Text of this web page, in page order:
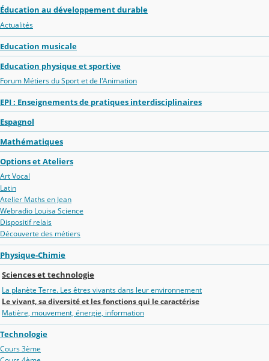
Éducation au développement durable
Actualités
Education musicale
Education physique et sportive
Forum Métiers du Sport et de l'Animation
EPI : Enseignements de pratiques interdisciplinaires
Espagnol
Mathématiques
Options et Ateliers
Art Vocal
Latin
Atelier Maths en Jean
Webradio Louisa Science
Dispositif relais
Découverte des métiers
Physique-Chimie
Sciences et technologie
La planète Terre. Les êtres vivants dans leur environnement
Le vivant, sa diversité et les fonctions qui le caractérise
Matière, mouvement, énergie, information
Technologie
Cours 3ème